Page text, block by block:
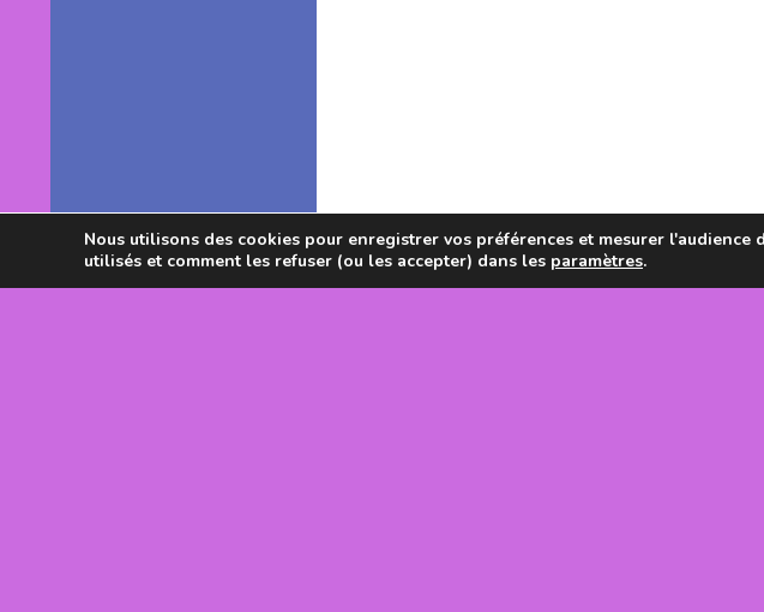
Nous utilisons des cookies pour enregistrer vos préférences et mesurer
utilisés et comment les refuser (ou les accepter) dans les paramètres.